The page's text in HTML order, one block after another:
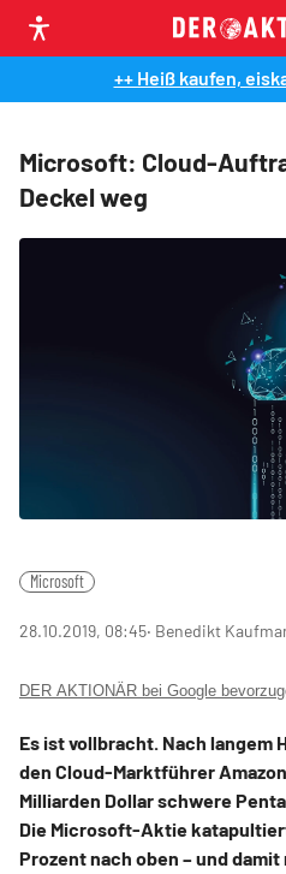
++ Heiß kaufen,
Microsoft: Cloud-
Deckel weg
Microsoft
28.10.2019, 08:45‧ Benedikt
DER AKTIONÄR bei Google
Es ist vollbracht. Nach langem
den Cloud-Marktführer
Milliarden Dollar schwere
Die Microsoft-Aktie
Prozent nach oben – und damit